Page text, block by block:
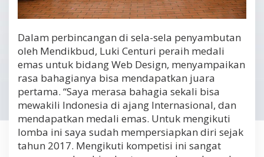
Dalam perbincangan di sela-sela penyambutan
oleh Mendikbud, Luki Centuri peraih medali
emas untuk bidang Web Design, menyampaikan
rasa bahagianya bisa mendapatkan juara
pertama. “Saya merasa bahagia sekali bisa
mewakili Indonesia di ajang Internasional, dan
mendapatkan medali emas. Untuk mengikuti
lomba ini saya sudah mempersiapkan diri sejak
tahun 2017. Mengikuti kompetisi ini sangat